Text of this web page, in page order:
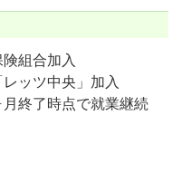
険組合加入
ッツ中央」加入
終了時点で就業継続